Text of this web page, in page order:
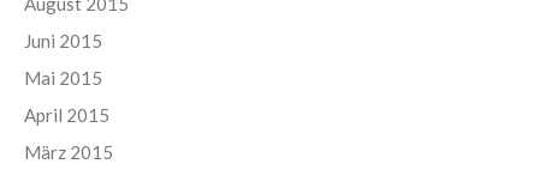
Juni 2015
Mai 2015
April 2015
März 2015